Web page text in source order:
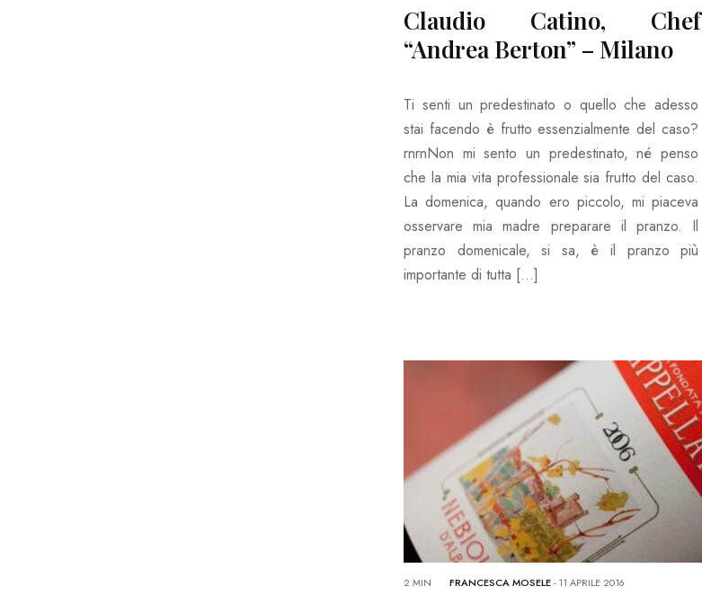
Claudio Catino, Chef
“Andrea Berton” – Milano
Ti senti un predestinato o quello che adesso
stai facendo è frutto essenzialmente del caso?
rnrnNon mi sento un predestinato, né penso
che la mia vita professionale sia frutto del caso.
La domenica, quando ero piccolo, mi piaceva
osservare mia madre preparare il pranzo. Il
pranzo domenicale, si sa, è il pranzo più
importante di tutta […]
FRANCESCA MOSELE-11 APRILE 2016
2 MIN